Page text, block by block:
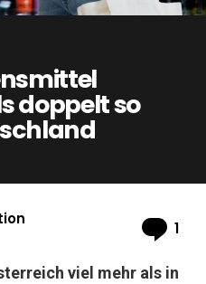
doppelt so
1
viel mehr als in